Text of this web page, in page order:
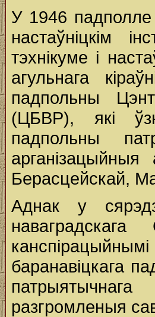
У 1946 падполле
настаўніцкім
тэхнікуме і
агульнага
падпольны
(ЦБВР), які
падпольны
арганізацыйныя
Берасцейскай,
Аднак у
баранавіцкага
разгромленыя